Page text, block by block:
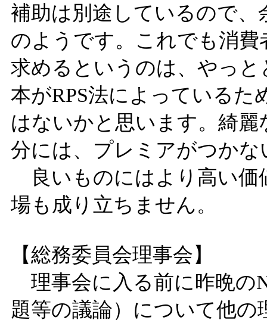
補助は別途しているので
のようです。これでも消
求めるというのは、やっ
本がRPS法によっている
はないかと思います。綺
分には、プレミアがつか
良いものにはより高い価
場も成り立ちません。
【総務委員会理事会】
理事会に入る前に昨晩の
題等の議論）について他